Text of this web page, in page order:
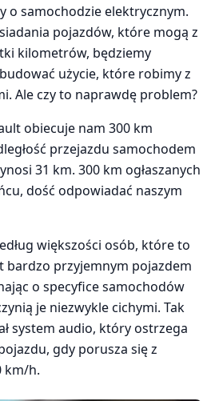
o samochodzie elektrycznym.
pojazdów, które mogą z
kilometrów, będziemy
użycie, które robimy z
Ale czy to naprawdę problem?
obiecuje nam 300 km
przejazdu samochodem
31 km. 300 km ogłaszanych
dość odpowiadać naszym
większości osób, które to
bardzo przyjemnym pojazdem
o specyfice samochodów
je niezwykle cichymi. Tak
system audio, który ostrzega
gdy porusza się z
km/h.